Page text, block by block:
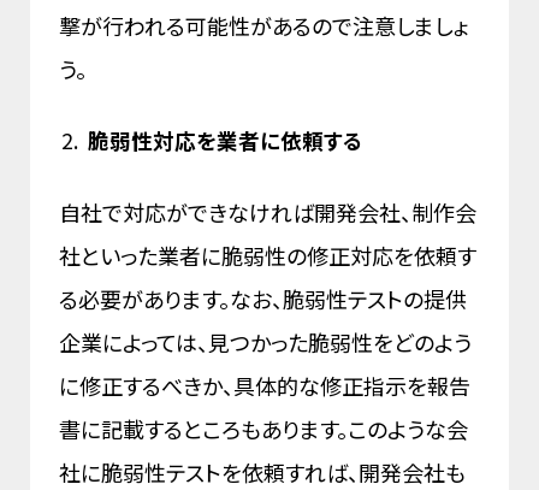
撃が行われる可能性があるので注意しましょ
う。
脆弱性対応を業者に依頼する
自社で対応ができなければ開発会社、制作会
社といった業者に脆弱性の修正対応を依頼す
る必要があります。なお、脆弱性テストの提供
企業によっては、見つかった脆弱性をどのよう
に修正するべきか、具体的な修正指示を報告
書に記載するところもあります。このような会
社に脆弱性テストを依頼すれば、開発会社も